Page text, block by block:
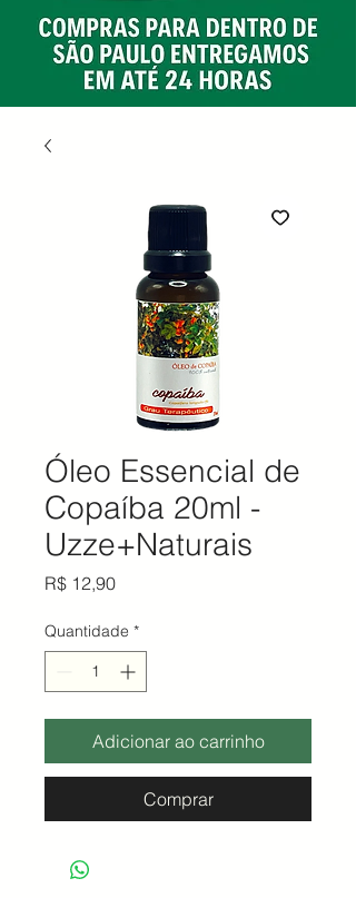
Óleo Essencial de
Copaíba 20ml -
Uzze+Naturais
R$ 12,90Preço
Quantidade *
Adicionar ao carrinho
Comprar